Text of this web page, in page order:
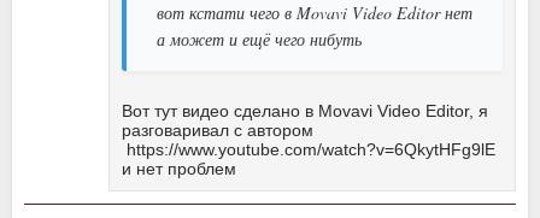
вот кстати чего в Movavi Video Editor нет
а может и ещё чего нибуть
Вот тут видео сделано в Movavi Video Editor, я
разговаривал с автором
https://www.youtube.com/watch?v=6QkytHFg9lE
и нет проблем